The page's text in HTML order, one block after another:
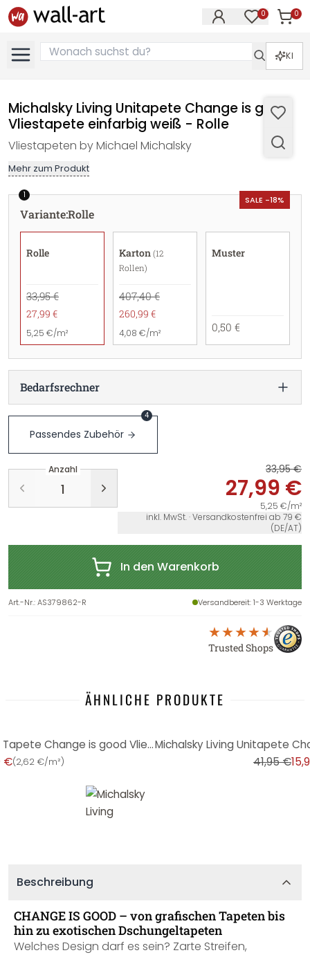
0 0
KI
Michalsky Living Unitapete Change is good
Vliestapete einfarbig weiß - Rolle
Vliestapeten by Michael Michalsky
Mehr zum Produkt
SALE -18%
1
Variante:Rolle
Rolle
33,95 €
27,99 €
5,25 €/m²
Karton (12
Rollen)
407,40 €
260,99 €
4,08 €/m²
Muster
0,50 €
Bedarfsrechner
Passendes Zubehör
4
Anzahl 33,95 €
27,99 €
5,25 €/m²
inkl. MwSt. · Versandkostenfrei ab 79 €
(DE/AT)
In den Warenkorb
Art.-Nr.:AS379862-R Versandbereit: 1-3 Werktage
Trusted Shops
ÄHNLICHE PRODUKTE
Michalsky Living geometrische Tapete Change is good Vliestapete Magic Meander grau, gold, weiß
€(2,62 €/m²) 41,95 €
Beschreibung
CHANGE IS GOOD – von grafischen Tapeten bis
hin zu exotischen Dschungeltapeten
Welches Design darf es sein? Zarte Streifen,